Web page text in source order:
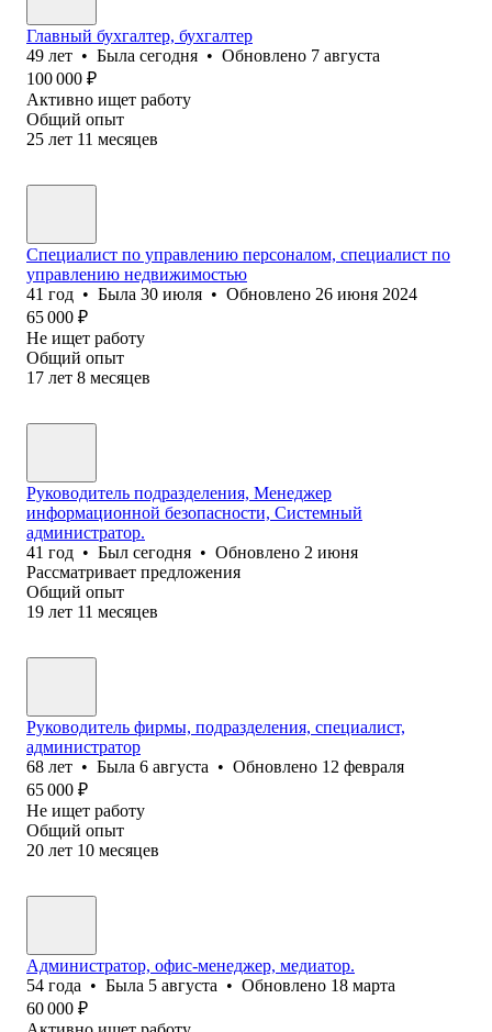
Главный бухгалтер, бухгалтер
49 лет • Была сегодня • Обновлено 7 августа
100 000 ₽
Активно ищет работу
Общий опыт
25 лет 11 месяцев
Специалист по управлению персоналом, специалист по
управлению недвижимостью
41 год • Была 30 июля • Обновлено 26 июня 2024
65 000 ₽
Не ищет работу
Общий опыт
17 лет 8 месяцев
Руководитель подразделения, Менеджер
информационной безопасности, Системный
администратор.
41 год • Был сегодня • Обновлено 2 июня
Рассматривает предложения
Общий опыт
19 лет 11 месяцев
Руководитель фирмы, подразделения, специалист,
администратор
68 лет • Была 6 августа • Обновлено 12 февраля
65 000 ₽
Не ищет работу
Общий опыт
20 лет 10 месяцев
Администратор, офис-менеджер, медиатор.
54 года • Была 5 августа • Обновлено 18 марта
60 000 ₽